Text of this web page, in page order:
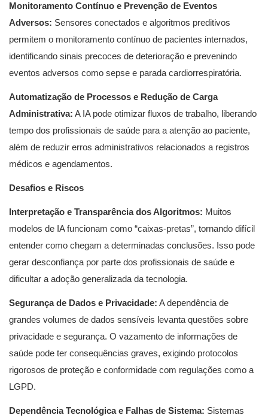
Monitoramento Contínuo e Prevenção de Eventos
Adversos: Sensores conectados e algoritmos preditivos
permitem o monitoramento contínuo de pacientes internados,
identificando sinais precoces de deterioração e prevenindo
eventos adversos como sepse e parada cardiorrespiratória.
Automatização de Processos e Redução de Carga
Administrativa: A IA pode otimizar fluxos de trabalho, liberando
tempo dos profissionais de saúde para a atenção ao paciente,
além de reduzir erros administrativos relacionados a registros
médicos e agendamentos.
Desafios e Riscos
Interpretação e Transparência dos Algoritmos: Muitos
modelos de IA funcionam como “caixas-pretas”, tornando difícil
entender como chegam a determinadas conclusões. Isso pode
gerar desconfiança por parte dos profissionais de saúde e
dificultar a adoção generalizada da tecnologia.
Segurança de Dados e Privacidade: A dependência de
grandes volumes de dados sensíveis levanta questões sobre
privacidade e segurança. O vazamento de informações de
saúde pode ter consequências graves, exigindo protocolos
rigorosos de proteção e conformidade com regulações como a
LGPD.
Dependência Tecnológica e Falhas de Sistema: Sistemas